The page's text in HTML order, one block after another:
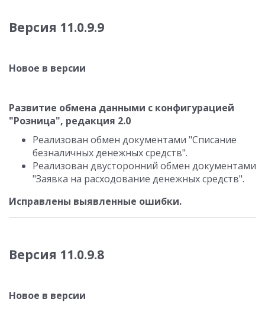
Версия 11.0.9.9
Новое в версии
Развитие обмена данными с конфигурацией
"Розница", редакция 2.0
Реализован обмен документами "Списание
безналичных денежных средств".
Реализован двусторонний обмен документами
"Заявка на расходование денежных средств".
Исправлены выявленные ошибки.
Версия 11.0.9.8
Новое в версии